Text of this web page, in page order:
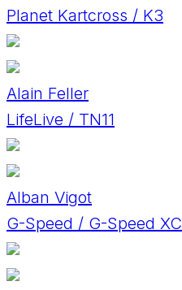
Planet Kartcross / K3
Alain Feller
LifeLive / TN11
Alban Vigot
G-Speed / G-Speed XC